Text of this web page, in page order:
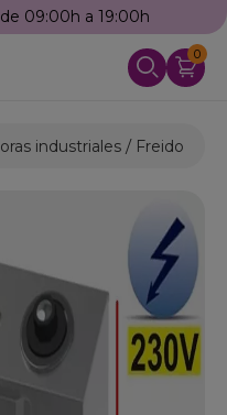
09:00h a 19:00h
0
industriales Freidoras